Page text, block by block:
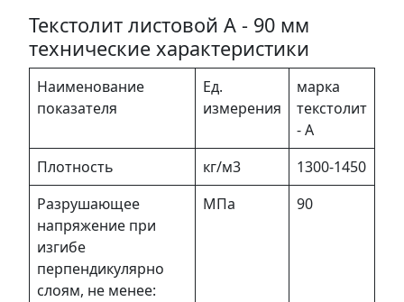
Текстолит листовой А - 90 мм
технические характеристики
Наименование
показателя
Ед.
измерения
марка
текстолит
- А
Плотность
кг/м3
1300-1450
Разрушающее
напряжение при
изгибе
перпендикулярно
слоям, не менее:
МПа 90